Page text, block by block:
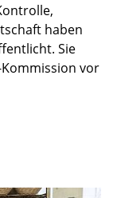
haben
Sie
vor